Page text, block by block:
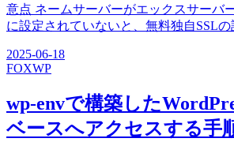
意点 ネームサーバーがエックスサーバ
に設定されていないと、無料独自SSLの
2025-06-18
FOXWP
wp-envで構築した
ベースへアクセスする手